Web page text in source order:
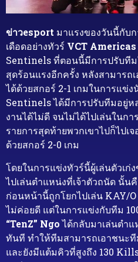
ข่าวesport มาแรงของวันนี้กับ
เดือดอย่างทัวร์ VCT Americas
Sentinels ที่ตอนนี้มีการปรับที
สุดร้อนแรงอีกครั้ง หลังสามารถ
ได้ด้วยสกอร์ 2-1 เกมในการแข่
Sentinels ได้มีการปรับทีมอยู่ห
งานได้ไม่ดี จนไม่ได้ไปเล่นในก
รายการสุดท้ายพวกเขาไปก็ไปเ
ด้วยสกอร์ 2-0 เกม
โดยในการแข่งทัวร์นี้ผู้เล่นตัวเก่
ไปเล่นตำแหน่งที่เจ้าตัวถนัด นั้น
ก่อนหน้านี้ถูกโยกไปเล่น KAY/
ไม่ค่อยดี แต่ในการแข่งกับทีม
“TenZ” Ngoได้กลับมาเล่นตำ
ทันที ทำให้ทีมสามารถเอาชนะที
และยังมีแต้มคิวที่สูงถึง 130